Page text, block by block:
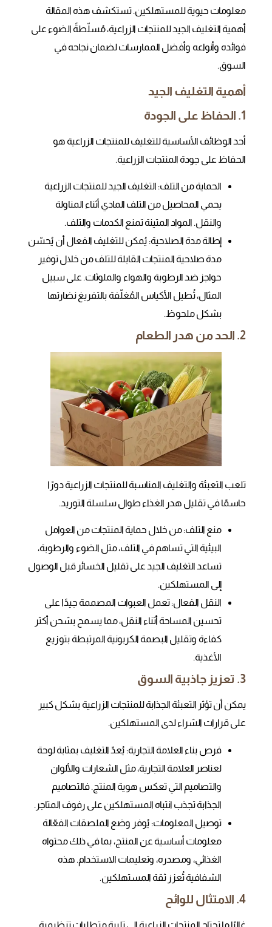
معلومات حيوية للمستهلكين. تستكشف هذه المقالة
أهمية التغليف الجيد للمنتجات الزراعية، مُسلّطةً الضوء على
فوائده وأنواعه وأفضل الممارسات لضمان نجاحه في
السوق.
أهمية التغليف الجيد
1. الحفاظ على الجودة
أحد الوظائف الأساسية للتغليف للمنتجات الزراعية هو
الحفاظ على جودة المنتجات الزراعية.
الحماية من التلف: التغليف الجيد للمنتجات الزراعية
يحمي المحاصيل من التلف المادي أثناء المناولة
والنقل. المواد المتينة تمنع الكدمات والتلف.
إطالة مدة الصلاحية: يُمكن للتغليف الفعال أن يُحسّن
مدة صلاحية المنتجات القابلة للتلف من خلال توفير
حواجز ضد الرطوبة والهواء والملوثات. على سبيل
المثال، تُطيل الأكياس المُغلّفة بالتفريغ نضارتها
بشكل ملحوظ.
2. الحد من هدر الطعام
تلعب التعبئة والتغليف المناسبة للمنتجات الزراعية دورًا
حاسمًا في تقليل هدر الغذاء طوال سلسلة التوريد.
منع التلف: من خلال حماية المنتجات من العوامل
البيئية التي تساهم في التلف، مثل الضوء والرطوبة،
تساعد التغليف الجيد على تقليل الخسائر قبل الوصول
إلى المستهلكين.
النقل الفعال: تعمل العبوات المصممة جيدًا على
تحسين المساحة أثناء النقل، مما يسمح بشحن أكثر
كفاءة وتقليل البصمة الكربونية المرتبطة بتوزيع
الأغذية.
3. تعزيز جاذبية السوق
يمكن أن تؤثر التعبئة الجذابة للمنتجات الزراعية بشكل كبير
على قرارات الشراء لدى المستهلكين.
فرص بناء العلامة التجارية: يُعدّ التغليف بمثابة لوحة
لعناصر العلامة التجارية، مثل الشعارات والألوان
والتصاميم التي تعكس هوية المنتج. فالتصاميم
الجذابة تجذب انتباه المستهلكين على رفوف المتاجر.
توصيل المعلومات: يُوفر وضع الملصقات الفعّالة
معلومات أساسية عن المنتج، بما في ذلك محتواه
الغذائي، ومصدره، وتعليمات الاستخدام. هذه
الشفافية تُعزز ثقة المستهلكين.
4. الامتثال للوائح
غالبًا ما تحتاج المنتجات الزراعية إلى تلبية متطلبات تنظيمية